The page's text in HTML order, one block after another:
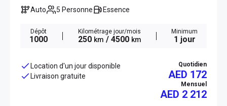
Auto 5 Personne Essence
Dépôt
1000
Kilométrage jour/mois
250 km / 4500 km
Minimum
1 jour
Location d'un jour disponible
Livraison gratuite
Quotidien
AED 172
Mensuel
AED 2 212